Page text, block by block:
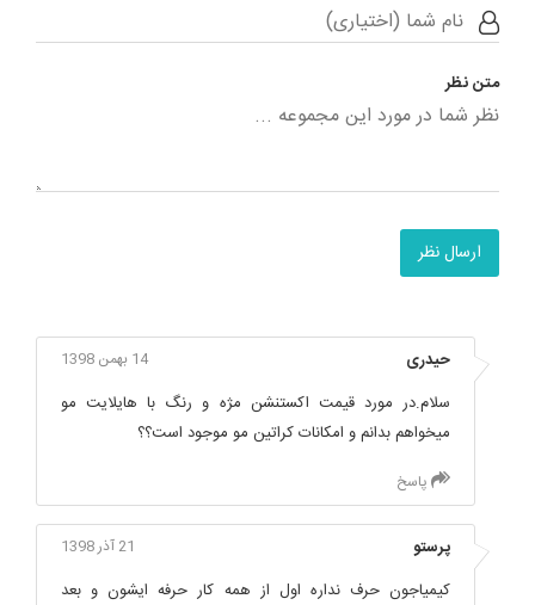
متن نظر
ارسال نظر
حیدری 14 بهمن 1398
سلام.در مورد قیمت اکستنشن مژه و رنگ با هایلایت مو
میخواهم بدانم و امکانات کراتین مو موجود است؟؟
پاسخ
پرستو 21 آذر 1398
کیمیاجون حرف نداره اول از همه کار حرفه ایشون و بعد